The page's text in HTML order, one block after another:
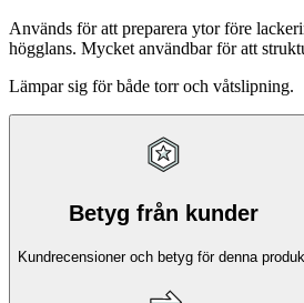
Används för att preparera ytor före
högglans. Mycket användbar för att
Lämpar sig för både torr och våtslipning.
Betyg från kunder
Kundrecensioner och betyg för denna